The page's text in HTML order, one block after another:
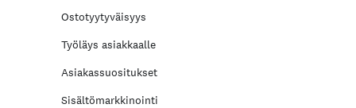
Ostotyytyväisyys
Työläys asiakkaalle
Asiakassuositukset
Sisältömarkkinointi